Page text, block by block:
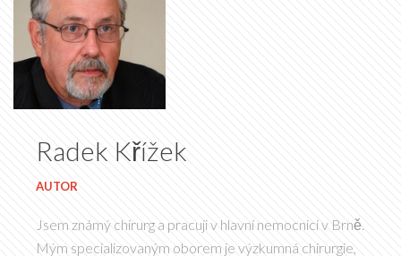
Radek Křížek
AUTOR
Jsem známý chirurg a pracuji v hlavní nemocnici v Brně.
Mým specializovaným oborem je výzkumná chirurgie,